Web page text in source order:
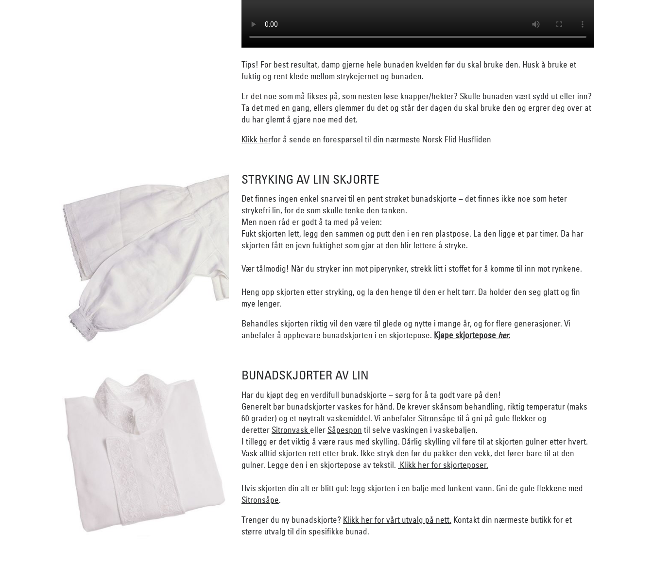
Tips! For best resultat, damp gjerne hele bunaden kvelden før du skal bruke den. Husk å bruke et
fuktig og rent klede mellom strykejernet og bunaden.
Er det noe som må fikses på, som nesten løse knapper/hekter? Skulle bunaden vært sydd ut eller inn?
Ta det med en gang, ellers glemmer du det og står der dagen du skal bruke den og ergrer deg over at
du har glemt å gjøre noe med det.
Klikk herfor å sende en forespørsel til din nærmeste Norsk Flid Husfliden
STRYKING AV LIN SKJORTE
Det finnes ingen enkel snarvei til en pent strøket bunadskjorte – det finnes ikke noe som heter
strykefri lin, for de som skulle tenke den tanken.
Men noen råd er godt å ta med på veien:
Fukt skjorten lett, legg den sammen og putt den i en ren plastpose. La den ligge et par timer. Da har
skjorten fått en jevn fuktighet som gjør at den blir lettere å stryke.
Vær tålmodig! Når du stryker inn mot piperynker, strekk litt i stoffet for å komme til inn mot rynkene.
Heng opp skjorten etter stryking, og la den henge til den er helt tørr. Da holder den seg glatt og fin
mye lenger.
Behandles skjorten riktig vil den være til glede og nytte i mange år, og for flere generasjoner. Vi
anbefaler å oppbevare bunadskjorten i en skjortepose. Kjøpe skjortepose her.
BUNADSKJORTER AV LIN
Har du kjøpt deg en verdifull bunadskjorte – sørg for å ta godt vare på den!
Generelt bør bunadskjorter vaskes for hånd. De krever skånsom behandling, riktig temperatur (maks
60 grader) og et nøytralt vaskemiddel. Vi anbefaler Sitronsåpe til å gni på gule flekker og
deretter Sitronvask eller Såpespon til selve vaskingen i vaskebaljen.
I tillegg er det viktig å være raus med skylling. Dårlig skylling vil føre til at skjorten gulner etter hvert.
Vask alltid skjorten rett etter bruk. Ikke stryk den før du pakker den vekk, det fører bare til at den
gulner. Legge den i en skjortepose av tekstil. Klikk her for skjorteposer.
Hvis skjorten din alt er blitt gul: legg skjorten i en balje med lunkent vann. Gni de gule flekkene med
Sitronsåpe.
Trenger du ny bunadskjorte? Klikk her for vårt utvalg på nett. Kontakt din nærmeste butikk for et
større utvalg til din spesifikke bunad.